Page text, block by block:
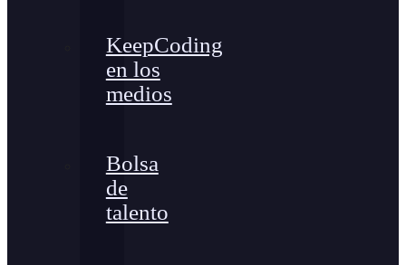
KeepCoding
en los
medios
Bolsa
de
talento